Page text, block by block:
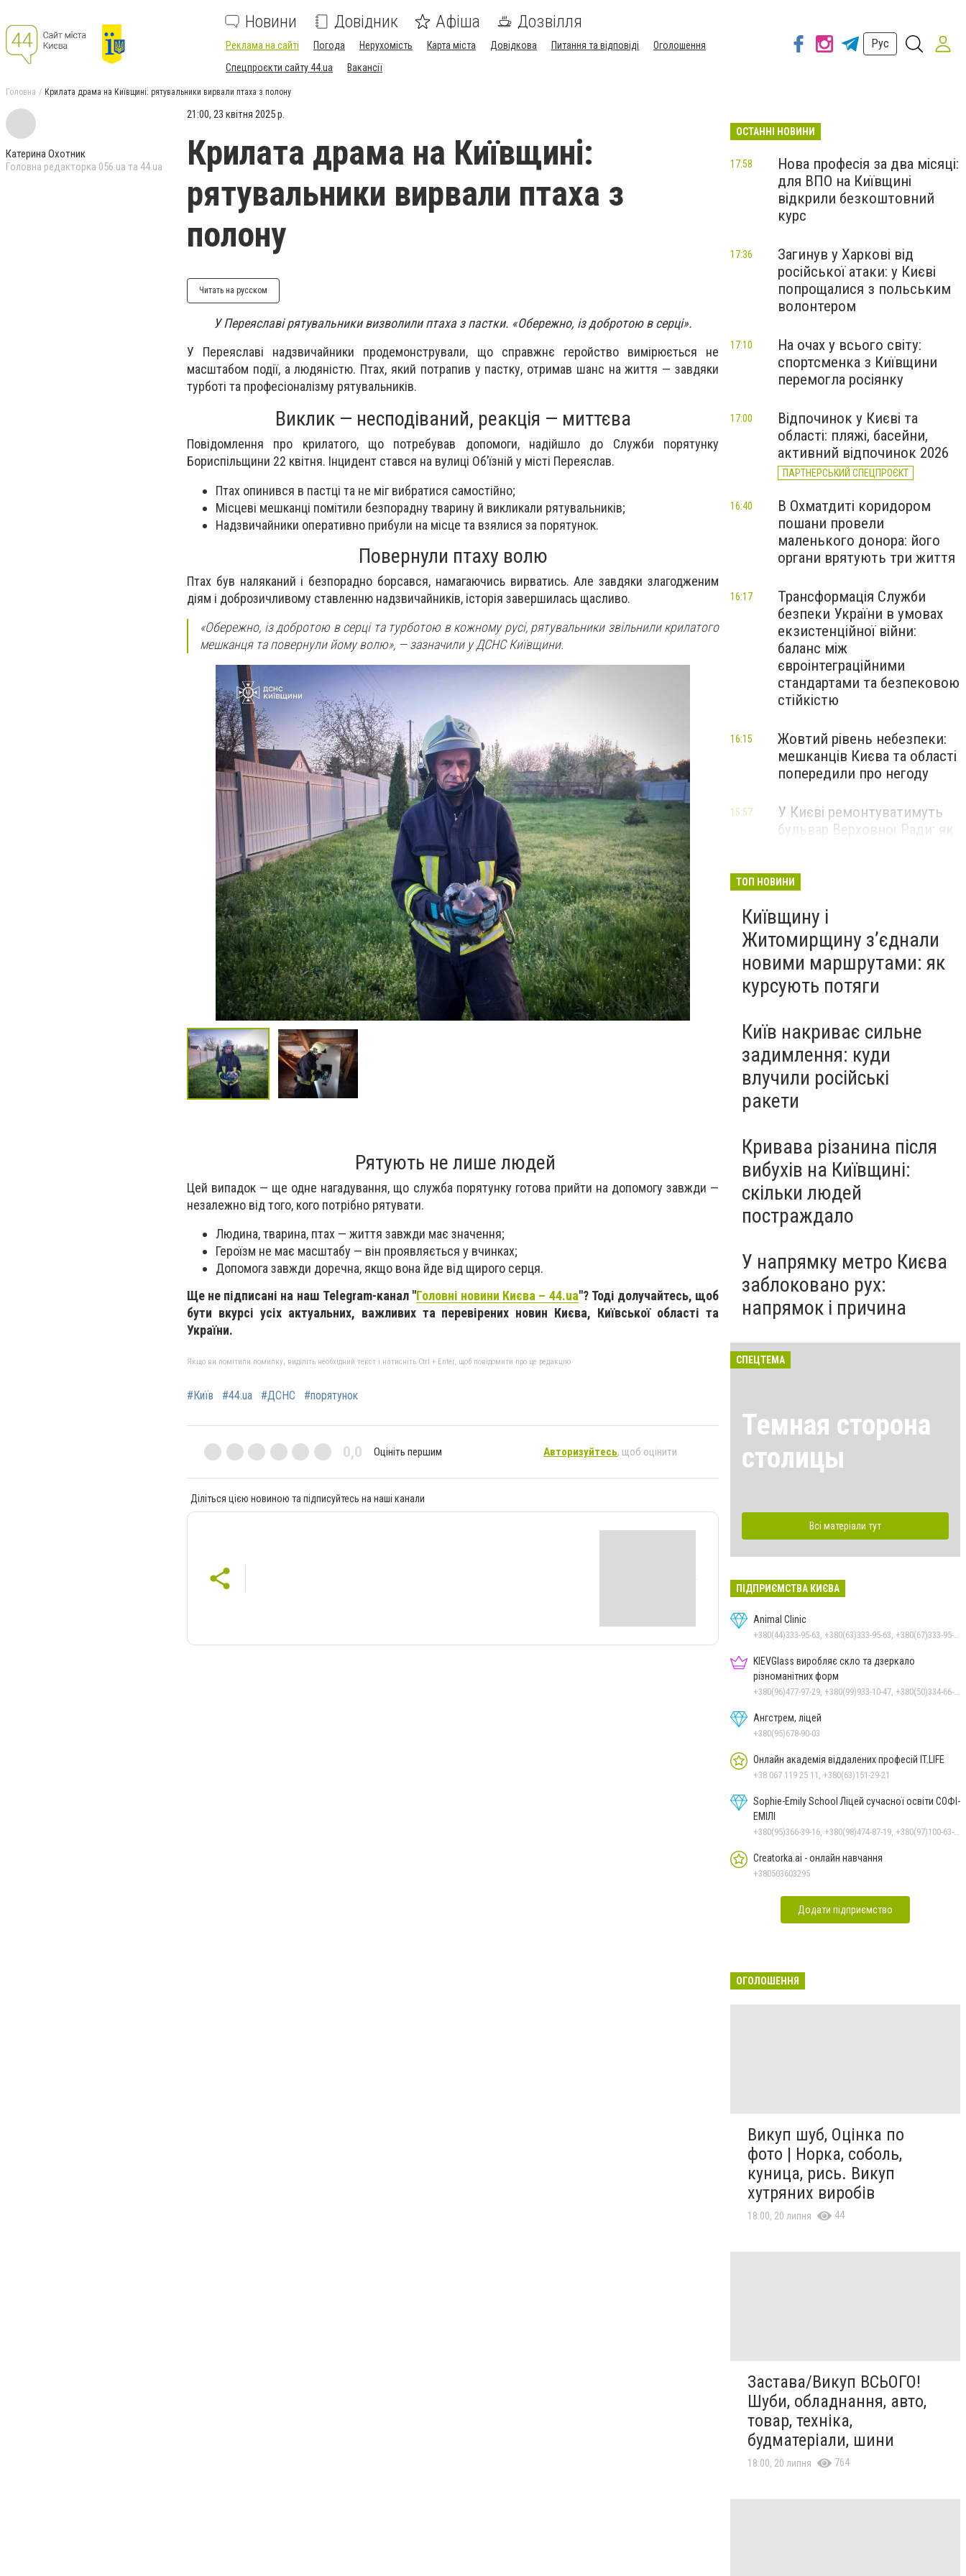
Новини Довідник Афіша Дозвілля
Реклама на сайті Погода Нерухомість Карта міста Довідкова Питання та відповіді
Оголошення
Спецпроєкти сайту 44.ua
Вакансії
Рус
Головна Крилата драма на Київщині: рятувальники вирвали птаха з полону
Катерина Охотник
Головна редакторка 056.ua та 44.ua
21:00, 23 квітня 2025 р.
Крилата драма на Київщині:
рятувальники вирвали птаха з
полону
Читать на русском
У Переяславі рятувальники визволили птаха з пастки. «Обережно, із добротою в серці».
У Переяславі надзвичайники продемонстрували, що справжнє геройство вимірюється не
масштабом події, а людяністю. Птах, який потрапив у пастку, отримав шанс на життя — завдяки
турботі та професіоналізму рятувальників.
Виклик — несподіваний, реакція — миттєва
Повідомлення про крилатого, що потребував допомоги, надійшло до Служби порятунку
Бориспільщини 22 квітня. Інцидент стався на вулиці Об’їзній у місті Переяслав.
Птах опинився в пастці та не міг вибратися самостійно;
Місцеві мешканці помітили безпорадну тварину й викликали рятувальників;
Надзвичайники оперативно прибули на місце та взялися за порятунок.
Повернули птаху волю
Птах був наляканий і безпорадно борсався, намагаючись вирватись. Але завдяки злагодженим
діям і доброзичливому ставленню надзвичайників, історія завершилась щасливо.
«Обережно, із добротою в серці та турботою в кожному русі, рятувальники звільнили крилатого
мешканця та повернули йому волю», — зазначили у ДСНС Київщини.
Рятують не лише людей
Цей випадок — ще одне нагадування, що служба порятунку готова прийти на допомогу завжди —
незалежно від того, кого потрібно рятувати.
Людина, тварина, птах — життя завжди має значення;
Героїзм не має масштабу — він проявляється у вчинках;
Допомога завжди доречна, якщо вона йде від щирого серця.
Ще не підписані на наш Telegram-канал "Головні новини Києва – 44.ua"? Тоді долучайтесь, щоб
бути вкурсі усіх актуальних, важливих та перевірених новин Києва, Київської області та
України.
Якщо ви помітили помилку, виділіть необхідний текст і натисніть Ctrl + Enter, щоб повідомити про це редакцію
#Київ #44.ua #ДСНС #порятунок
0,0 Оцініть першим Авторизуйтесь, щоб оцінити
Діліться цією новиною та підписуйтесь на наші канали
ОСТАННІ НОВИНИ
Нова професія за два місяці:
для ВПО на Київщині
відкрили безкоштовний
курс
17:58
Загинув у Харкові від
російської атаки: у Києві
попрощалися з польським
волонтером
17:36
На очах у всього світу:
спортсменка з Київщини
перемогла росіянку
17:10
Відпочинок у Києві та
області: пляжі, басейни,
активний відпочинок 2026
ПАРТНЕРСЬКИЙ СПЕЦПРОЄКТ
17:00
В Охматдиті коридором
пошани провели
маленького донора: його
органи врятують три життя
16:40
Трансформація Служби
безпеки України в умовах
екзистенційної війни:
баланс між
євроінтеграційними
стандартами та безпековою
стійкістю
16:17
Жовтий рівень небезпеки:
мешканців Києва та області
попередили про негоду
16:15
У Києві ремонтуватимуть
бульвар Верховної Ради: як
15:57
ТОП НОВИНИ
Київщину і
Житомирщину з’єднали
новими маршрутами: як
курсують потяги
Київ накриває сильне
задимлення: куди
влучили російські
ракети
Кривава різанина після
вибухів на Київщині:
скільки людей
постраждало
У напрямку метро Києва
заблоковано рух:
напрямок і причина
СПЕЦТЕМА
Темная сторона
столицы
Всі матеріали тут
ПІДПРИЄМСТВА КИЄВА
Animal Clinic
KIEVGlass виробляє скло та дзеркало
різноманітних форм
Ангстрем, ліцей
+380(95)678-90-03
Онлайн академія віддалених професій IT.LIFE
+38 067 119 25 11, +380(63)151-29-21
Sophie-Emily School Ліцей сучасної освіти СОФІ-
ЕМІЛІ
Creatorka.ai - онлайн навчання
+380503603295
Додати підприємство
ОГОЛОШЕННЯ
Викуп шуб, Оцінка по
фото | Норка, соболь,
куница, рись. Викуп
хутряних виробів
18:00, 20 липня 44
Застава/Викуп ВСЬОГО!
Шуби, обладнання, авто,
товар, техніка,
будматеріали, шини
18:00, 20 липня 764